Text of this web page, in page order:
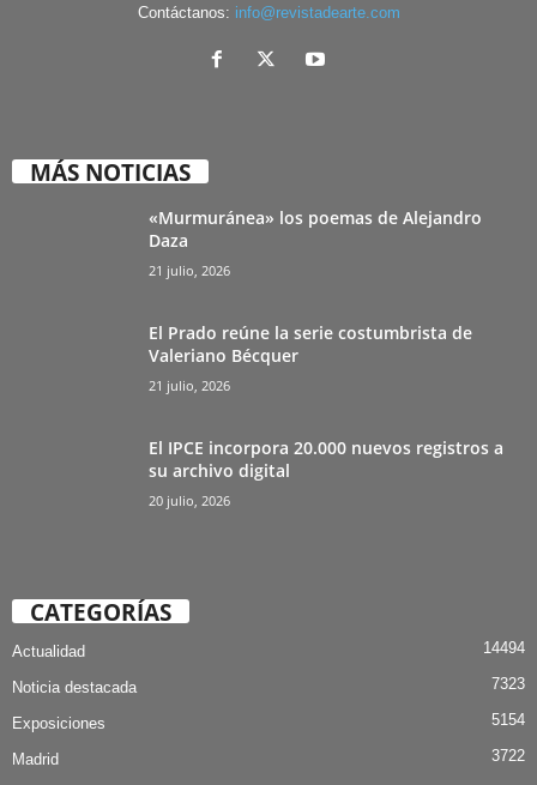
Contáctanos: info@revistadearte.com
MÁS NOTICIAS
«Murmuránea» los poemas de Alejandro
Daza
21 julio, 2026
El Prado reúne la serie costumbrista de
Valeriano Bécquer
21 julio, 2026
El IPCE incorpora 20.000 nuevos registros a
su archivo digital
20 julio, 2026
CATEGORÍAS
Actualidad 14494
Noticia destacada 7323
Exposiciones 5154
Madrid
3722